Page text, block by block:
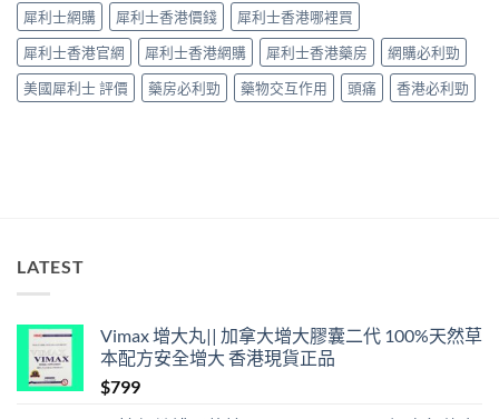
因
型〉
中
犀利士網購
犀利士香港價錢
犀利士香港哪裡買
犀利士香港官網
犀利士香港網購 犀利士香港藥房
網購必利勁
美國犀利士 評價
藥房必利勁 藥物交互作用 頭痛 香港必利勁
LATEST
Vimax 增大丸|| 加拿大增大膠囊二代 100%天然草
本配方安全增大 香港現貨正品
$799